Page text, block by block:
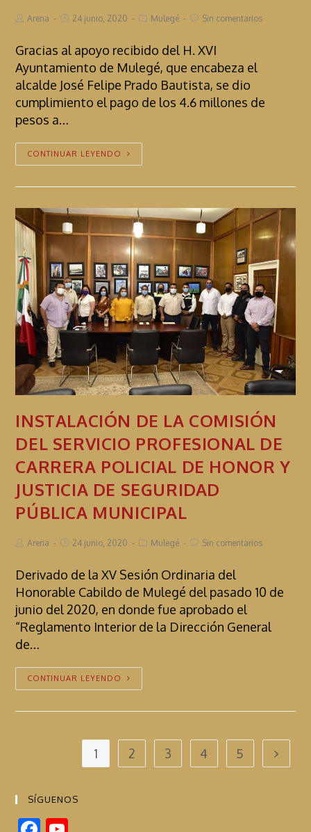
Arena 24 junio, 2020 Mulegé Sin comentarios
Gracias al apoyo recibido del H. XVI
Ayuntamiento de Mulegé, que encabeza el
alcalde José Felipe Prado Bautista, se dio
cumplimiento el pago de los 4.6 millones de
pesos a…
CONTINUAR LEYENDO
INSTALACIÓN DE LA COMISIÓN
DEL SERVICIO PROFESIONAL DE
CARRERA POLICIAL DE HONOR Y
JUSTICIA DE SEGURIDAD
PÚBLICA MUNICIPAL
Arena 24 junio, 2020 Mulegé Sin comentarios
Derivado de la XV Sesión Ordinaria del
Honorable Cabildo de Mulegé del pasado 10 de
junio del 2020, en donde fue aprobado el
“Reglamento Interior de la Dirección General
de…
CONTINUAR LEYENDO
1 2 3 4 5
SÍGUENOS